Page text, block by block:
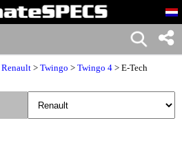
Renault > Twingo > Twingo 4 > E-Tech